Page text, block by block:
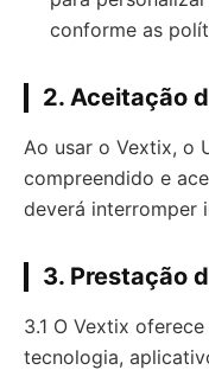
conforme as
2. Aceitação
Ao usar o Vextix, o
compreendido e
deverá interromper
3. Prestação
3.1 O Vextix
tecnologia,